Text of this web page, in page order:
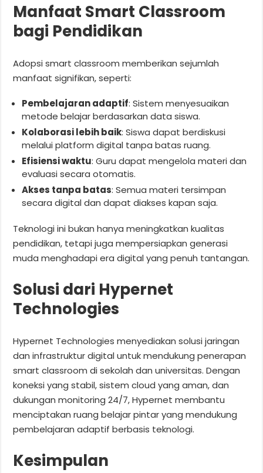
Manfaat Smart Classroom
bagi Pendidikan
Adopsi smart classroom memberikan sejumlah
manfaat signifikan, seperti:
Pembelajaran adaptif: Sistem menyesuaikan
metode belajar berdasarkan data siswa.
Kolaborasi lebih baik: Siswa dapat berdiskusi
melalui platform digital tanpa batas ruang.
Efisiensi waktu: Guru dapat mengelola materi dan
evaluasi secara otomatis.
Akses tanpa batas: Semua materi tersimpan
secara digital dan dapat diakses kapan saja.
Teknologi ini bukan hanya meningkatkan kualitas
pendidikan, tetapi juga mempersiapkan generasi
muda menghadapi era digital yang penuh tantangan.
Solusi dari Hypernet
Technologies
Hypernet Technologies menyediakan solusi jaringan
dan infrastruktur digital untuk mendukung penerapan
smart classroom di sekolah dan universitas. Dengan
koneksi yang stabil, sistem cloud yang aman, dan
dukungan monitoring 24/7, Hypernet membantu
menciptakan ruang belajar pintar yang mendukung
pembelajaran adaptif berbasis teknologi.
Kesimpulan